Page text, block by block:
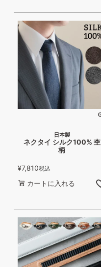
日本製
ネクタイ シルク100% 杢
柄
¥7,810税込
カートに入れる